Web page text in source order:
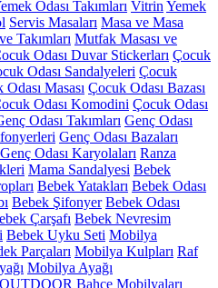
Odası Takımları Vitrin Yemek
Servis Masaları Masa ve Masa
Takımları Mutfak Masası ve
Odası Duvar Stickerları Çocuk
Odası Sandalyeleri Çocuk
Masası Çocuk Odası Bazası
Odası Komodini Çocuk Odası
Odası Takımları Genç Odası
Genç Odası Bazaları
Genç Odası Karyolaları Ranza
Mama Sandalyesi Bebek
Bebek Yatakları Bebek Odası
Bebek Şifonyer Bebek Odası
Çarşafı Bebek Nevresim
Bebek Uyku Seti Mobilya
Parçaları Mobilya Kulpları Raf
Mobilya Ayağı
Bahçe Mobilyaları